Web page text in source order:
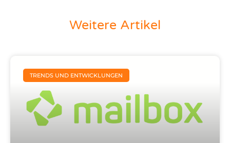
Weitere Artikel
TRENDS UND ENTWICKLUNGEN